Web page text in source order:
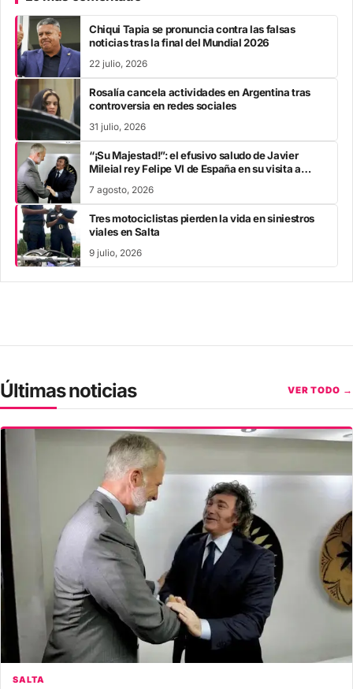
Chiqui Tapia se pronuncia contra las falsas
noticias tras la final del Mundial 2026
22 julio, 2026
Rosalía cancela actividades en Argentina tras
controversia en redes sociales
31 julio, 2026
“¡Su Majestad!”: el efusivo saludo de Javier
Mileial rey Felipe VI de España en su visita a
7 agosto, 2026
Tres motociclistas pierden la vida en siniestros
viales en Salta
9 julio, 2026
Últimas noticias VER TODO →
SALTA